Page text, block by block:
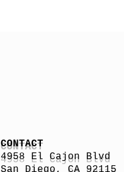
CONTACT
4958 El Cajon Blvd
San Diego, CA 92115